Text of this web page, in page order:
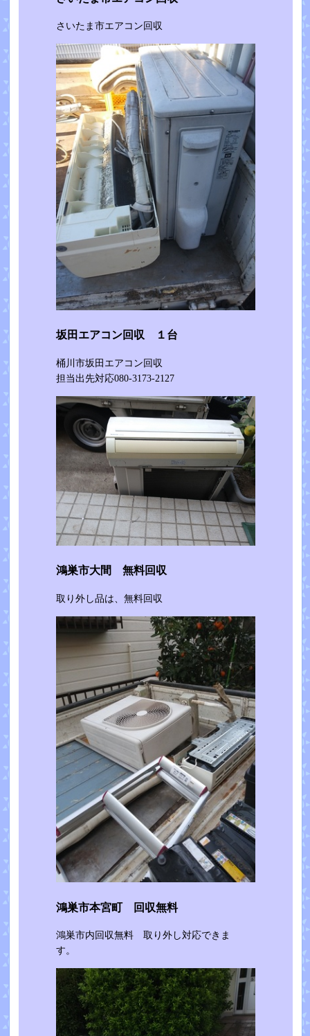
さいたま市エアコン回収
坂田エアコン回収 １台
桶川市坂田エアコン回収
担当出先対応080-3173-2127
鴻巣市大間 無料回収
取り外し品は、無料回収
鴻巣市本宮町 回収無料
鴻巣市内回収無料 取り外し対応できま
す。